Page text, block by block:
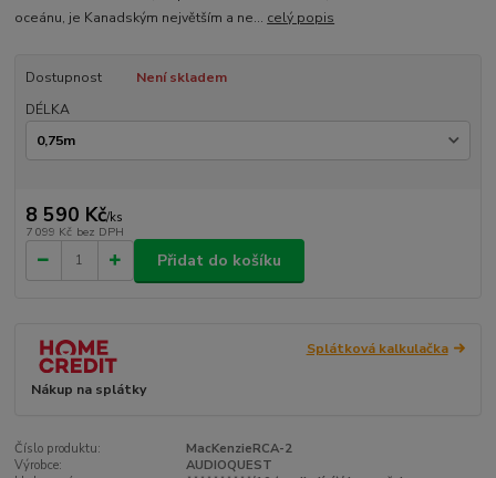
oceánu, je Kanadským největším a ne... celý popis
Dostupnost
Není skladem
DÉLKA
8 590 Kč/ks
7 099 Kč bez DPH
Přidat do košíku
Splátková kalkulačka
Nákup na splátky
Číslo produktu:
MacKenzieRCA-2
Výrobce:
AUDIOQUEST